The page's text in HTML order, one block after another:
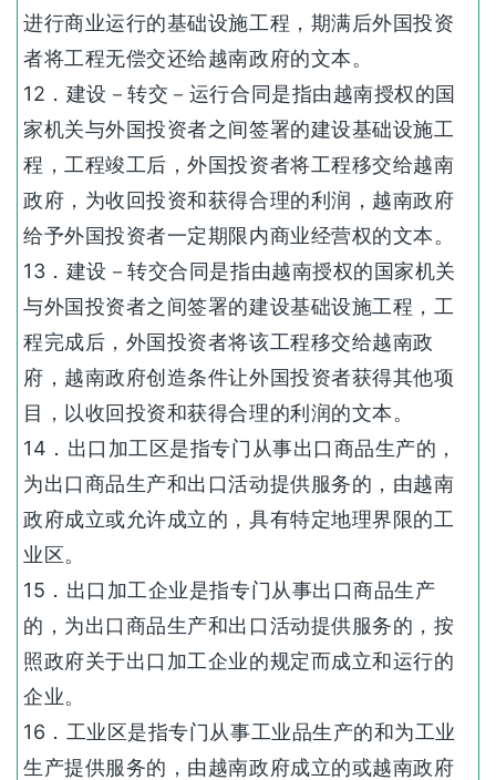
进行商业运行的基础设施工程，期满后外国投资
者将工程无偿交还给越南政府的文本。
12．建设－转交－运行合同是指由越南授权的国
家机关与外国投资者之间签署的建设基础设施工
程，工程竣工后，外国投资者将工程移交给越南
政府，为收回投资和获得合理的利润，越南政府
给予外国投资者一定期限内商业经营权的文本。
13．建设－转交合同是指由越南授权的国家机关
与外国投资者之间签署的建设基础设施工程，工
程完成后，外国投资者将该工程移交给越南政
府，越南政府创造条件让外国投资者获得其他项
目，以收回投资和获得合理的利润的文本。
14．出口加工区是指专门从事出口商品生产的，
为出口商品生产和出口活动提供服务的，由越南
政府成立或允许成立的，具有特定地理界限的工
业区。
15．出口加工企业是指专门从事出口商品生产
的，为出口商品生产和出口活动提供服务的，按
照政府关于出口加工企业的规定而成立和运行的
企业。
16．工业区是指专门从事工业品生产的和为工业
生产提供服务的，由越南政府成立的或越南政府